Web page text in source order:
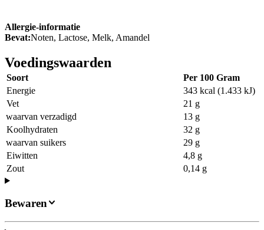
Allergie-informatie
Bevat:Noten, Lactose, Melk, Amandel
Voedingswaarden
Soort
Per 100 Gram
Energie
343 kcal (1.433 kJ)
Vet
21 g
waarvan verzadigd
13 g
Koolhydraten
32 g
waarvan suikers
29 g
Eiwitten
4,8 g
Zout
0,14 g
Bewaren